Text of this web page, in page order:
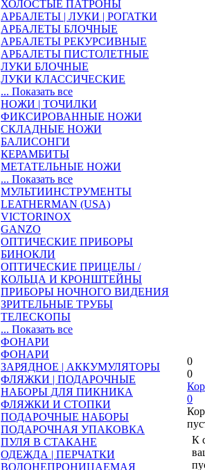
ХОЛОСТЫЕ ПАТРОНЫ
АРБАЛЕТЫ | ЛУКИ | РОГАТКИ
АРБАЛЕТЫ БЛОЧНЫЕ
АРБАЛЕТЫ РЕКУРСИВНЫЕ
АРБАЛЕТЫ ПИСТОЛЕТНЫЕ
ЛУКИ БЛОЧНЫЕ
ЛУКИ КЛАССИЧЕСКИЕ
... Показать все
НОЖИ | ТОЧИЛКИ
ФИКСИРОВАННЫЕ НОЖИ
СКЛАДНЫЕ НОЖИ
БАЛИСОНГИ
КЕРАМБИТЫ
МЕТАТЕЛЬНЫЕ НОЖИ
... Показать все
МУЛЬТИИНСТРУМЕНТЫ
LEATHERMAN (USA)
VICTORINOX
GANZO
ОПТИЧЕСКИЕ ПРИБОРЫ
БИНОКЛИ
ОПТИЧЕСКИЕ ПРИЦЕЛЫ /
КОЛЬЦА И КРОНШТЕЙНЫ
ПРИБОРЫ НОЧНОГО ВИДЕНИЯ
ЗРИТЕЛЬНЫЕ ТРУБЫ
ТЕЛЕСКОПЫ
... Показать все
ФОНАРИ
ФОНАРИ
ЗАРЯДНОЕ | АККУМУЛЯТОРЫ
ФЛЯЖКИ | ПОДАРОЧНЫЕ
НАБОРЫ ДЛЯ ПИКНИКА
ФЛЯЖКИ И СТОПКИ
ПОДАРОЧНЫЕ НАБОРЫ
ПОДАРОЧНАЯ УПАКОВКА
ПУЛЯ В СТАКАНЕ
ОДЕЖДА | ПЕРЧАТКИ
ВОДОНЕПРОНИЦАЕМАЯ
0
0
0
К